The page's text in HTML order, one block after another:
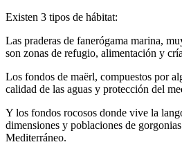
Existen 3 tipos de hábitat:
Las praderas de fanerógama marina,
son zonas de refugio, alimentación y
Los fondos de maërl, compuestos por
calidad de las aguas y protección del
Y los fondos rocosos donde vive la
dimensiones y poblaciones de
Mediterráneo.